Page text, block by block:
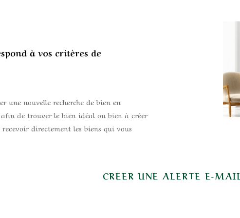
à vos critères de
une nouvelle recherche de bien en
de trouver le bien idéal ou bien à créer
directement les biens qui vous
CREER UNE ALERTE E-MAIL